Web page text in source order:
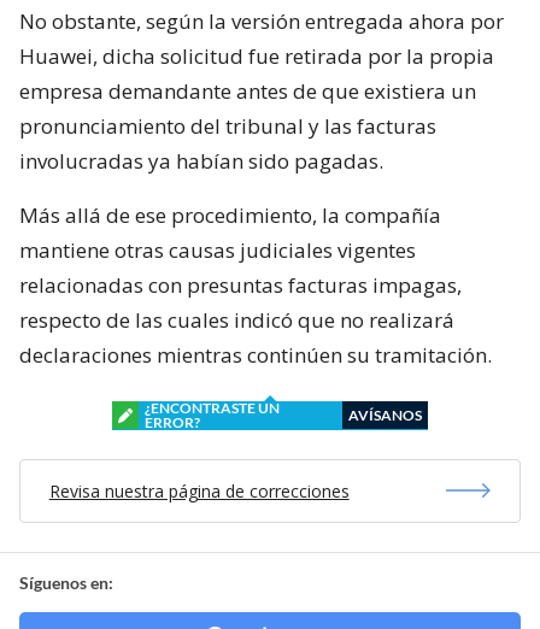
No obstante, según la versión entregada ahora por
Huawei, dicha solicitud fue retirada por la propia
empresa demandante antes de que existiera un
pronunciamiento del tribunal y las facturas
involucradas ya habían sido pagadas.
Más allá de ese procedimiento, la compañía
mantiene otras causas judiciales vigentes
relacionadas con presuntas facturas impagas,
respecto de las cuales indicó que no realizará
declaraciones mientras continúen su tramitación.
¿ENCONTRASTE UN
ERROR?
AVÍSANOS
Revisa nuestra página de correcciones
Síguenos en: